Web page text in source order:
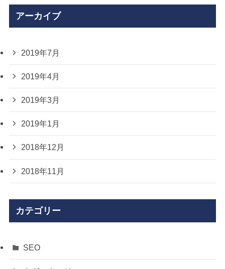
アーカイブ
2019年7月
2019年4月
2019年3月
2019年1月
2018年12月
2018年11月
カテゴリー
SEO